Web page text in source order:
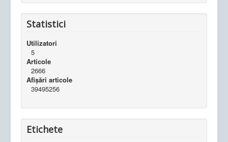
Statistici
Utilizatori
5
Articole
2666
Afișări articole
39495256
Etichete